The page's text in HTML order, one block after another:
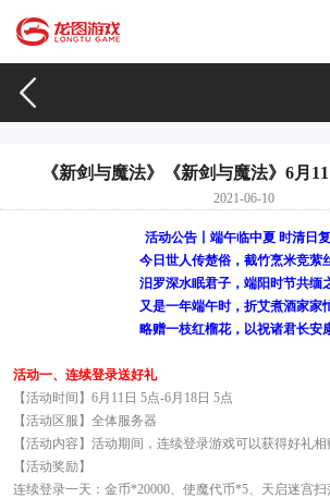
《新剑与魔法》《新剑与魔法》6月
2021-06-10
活动公告丨端午临中夏 时清日
今日世人传楚俗，截竹烹米竞萦
汨罗深水眠君子，端阳时节共缅
又是一年端午时，折艾煮酒家家
略赠一枝红榴花，以祝诸君长安
活动一、连续登录送好礼
【活动时间】6月11日 5点-6月18日 5点
【活动区服】全体服务器
【活动内容】活动期间，连续登录游戏可以获得好礼相
【活动奖励】
连续登录一天：金币*20000、使魔代币*5、天启迷